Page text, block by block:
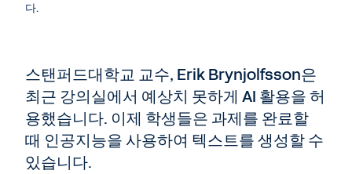
다.
스탠퍼드대학교 교수, Erik Brynjolfsson은
최근 강의실에서 예상치 못하게 AI 활용을 허
용했습니다. 이제 학생들은 과제를 완료할
때 인공지능을 사용하여 텍스트를 생성할 수
있습니다.